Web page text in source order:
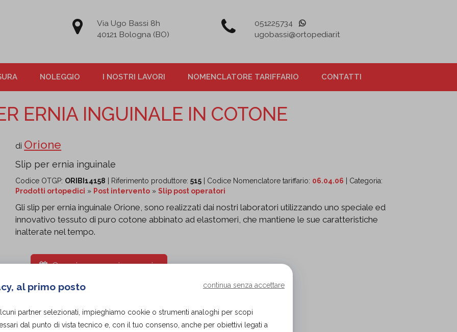
Via Ugo Bassi 8h
40121 Bologna (BO)
051225734
ugobassi@ortopediar.it
NOLEGGIO I NOSTRI LAVORI NOMENCLATORE TARIFFARIO CONTATTI
ERNIA INGUINALE IN COTONE
di Orione
Slip per ernia inguinale
Codice OTGP: ORIBI14158 | Riferimento produttore:515 | Codice Nomenclatore tariffario: 06.04.06
| Categoria:
Prodotti ortopedici » Post intervento »Slip post operatori
Gli slip per ernia inguinale Orione, sono realizzati dai nostri laboratori utilizzando uno speciale ed
innovativo tessuto di puro cotone abbinato ad elastomeri, che mantiene le sue caratteristiche
inalterate nel tempo.
Organizza prova in negozio
al primo posto continua senza accettare
partner selezionati, impieghiamo cookie o strumenti analoghi per scopi
dal punto di vista tecnico e, con il tuo consenso, anche per obiettivi legati a